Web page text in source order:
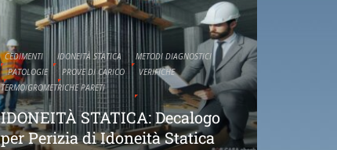
CEDIMENTI IDONEITÀ STATICA
METODI DIAGNOSTICI
PATOLOGIE
PROVE DI CARICO
VERIFICHE
TERMOIGROMETRICHE PARETI
IDONEITÀ STATICA: Decalogo
per Perizia di Idoneità Statica